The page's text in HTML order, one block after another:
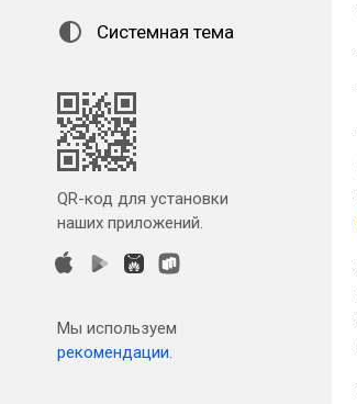
Системная тема
QR-код для установки
наших приложений.
Мы используем
рекомендации.